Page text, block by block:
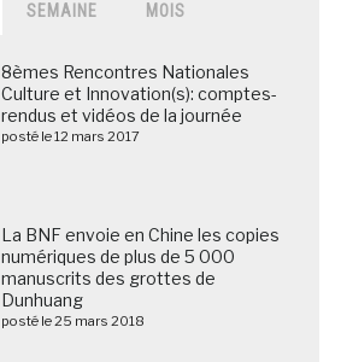
SEMAINE MOIS
8èmes Rencontres Nationales
Culture et Innovation(s): comptes-
rendus et vidéos de la journée
posté le 12 mars 2017
La BNF envoie en Chine les copies
numériques de plus de 5 000
manuscrits des grottes de
Dunhuang
posté le 25 mars 2018